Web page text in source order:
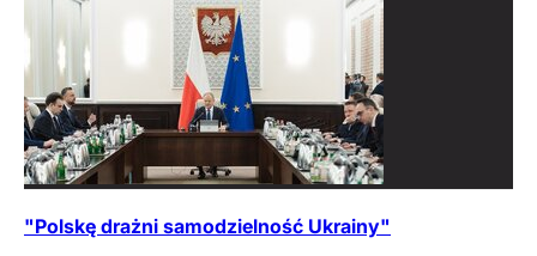
"Polskę drażni samodzielność Ukrainy"